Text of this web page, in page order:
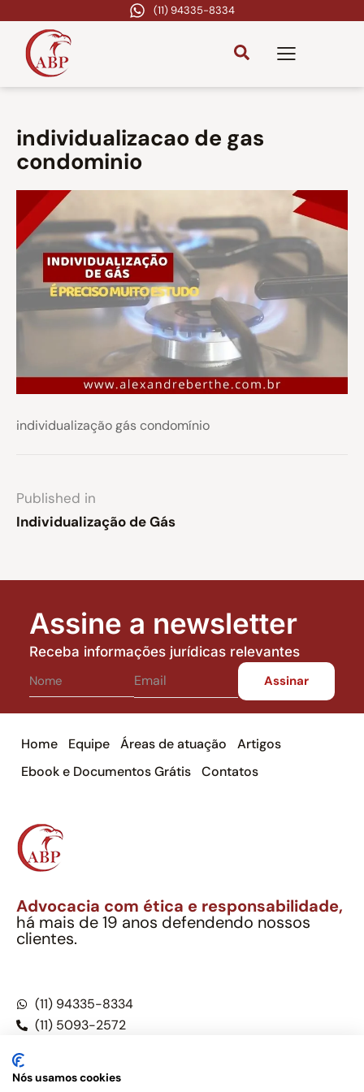
(11) 94335-8334
individualizacao de gas
condominio
individualização gás condomínio
Published in
Individualização de Gás
Assine a newsletter
Receba informações jurídicas relevantes
Home Equipe Áreas de atuação
Artigos
Ebook e Documentos Grátis
Contatos
Advocacia com ética e responsabilidade,
há mais de 19 anos defendendo nossos
clientes.
(11) 94335-8334
(11) 5093-2572
Nós usamos cookies